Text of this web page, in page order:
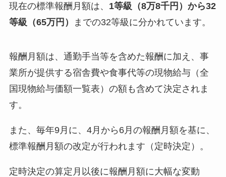
現在の標準報酬月額は、 1等級（8万8千円）から32
等級（65万円）
までの32等級に分かれています。
報酬月額は、通勤手当等を含めた報酬に加え、事
業所が提供する宿舎費や食事代等の現物給与（全
国現物給与価額一覧表）の額も含めて決定されま
す。
また、毎年9月に、4月から6月の報酬月額を基に、
標準報酬月額の改定が行われます（定時決定）。
定時決定の算定月以後に報酬月額に大幅な変動